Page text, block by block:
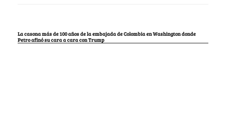
La casona más de 100 años de la embajada de Colombia en Washington donde
Petro afinó su cara a cara con Trump